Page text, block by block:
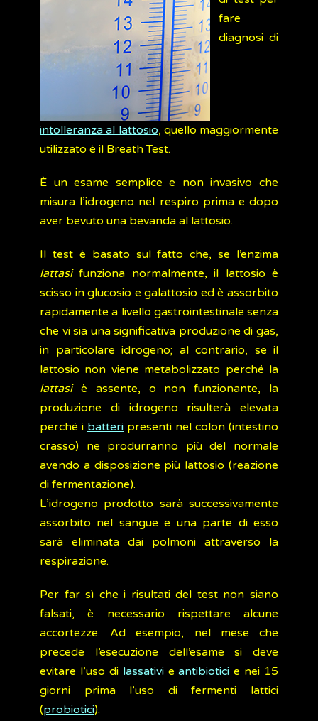
fare
diagnosi di
intolleranza al lattosio, quello maggiormente
utilizzato è il Breath Test.
È un esame semplice e non invasivo che
misura l’idrogeno nel respiro prima e dopo
aver bevuto una bevanda al lattosio.
Il test è basato sul fatto che, se l’enzima
lattasifunziona normalmente, il lattosio è
scisso in glucosio e galattosio ed è assorbito
rapidamente a livello gastrointestinale senza
che vi sia una significativa produzione di gas,
in particolare idrogeno; al contrario, se il
lattosio non viene metabolizzato perché la
lattasiè assente, o non funzionante, la
produzione di idrogeno risulterà elevata
perché i batteri presenti nel colon (intestino
crasso) ne produrranno più del normale
avendo a disposizione più lattosio (reazione
di fermentazione).
L’idrogeno prodotto sarà successivamente
assorbito nel sangue e una parte di esso
sarà eliminata dai polmoni attraverso la
respirazione.
Per far sì che i risultati del test non siano
falsati, è necessario rispettare alcune
accortezze. Ad esempio, nel mese che
precede l’esecuzione dell’esame si deve
evitare l’uso di lassativieantibiotici e nei 15
giorni prima l’uso di fermenti lattici
(probiotici).